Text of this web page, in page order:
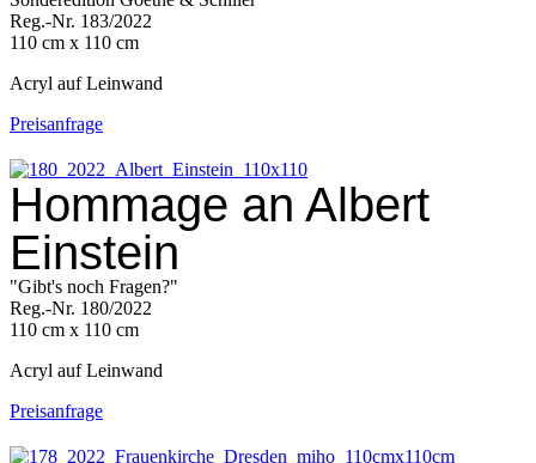
Reg.-Nr. 183/2022
110 cm x 110 cm
Acryl auf Leinwand
Preisanfrage
Hommage an Albert
Einstein
"Gibt's noch Fragen?"
Reg.-Nr. 180/2022
110 cm x 110 cm
Acryl auf Leinwand
Preisanfrage